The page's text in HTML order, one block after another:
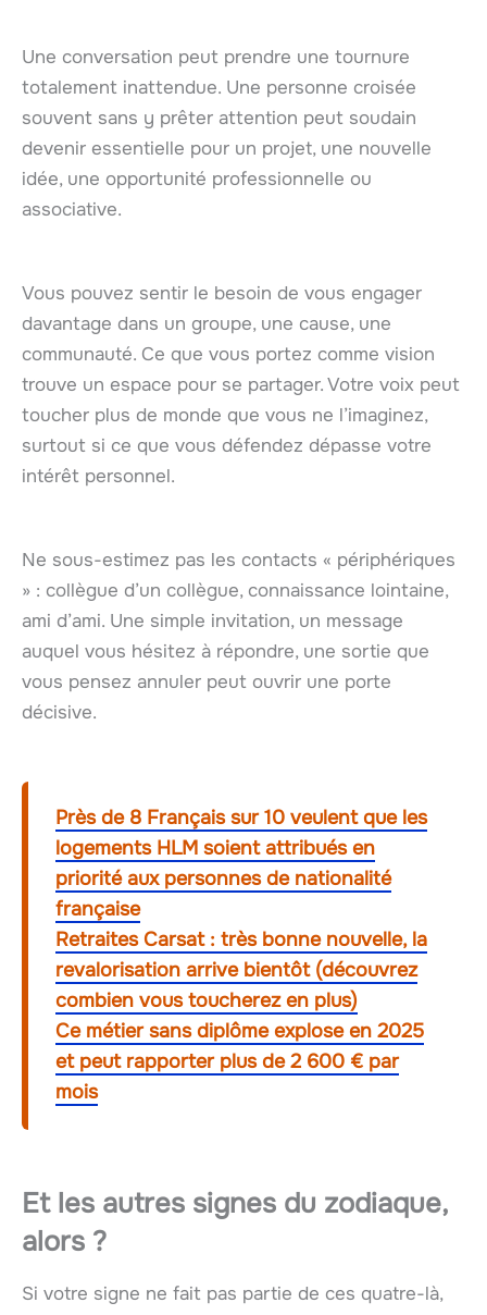
Une conversation peut prendre une tournure
totalement inattendue. Une personne croisée
souvent sans y prêter attention peut soudain
devenir essentielle pour un projet, une nouvelle
idée, une opportunité professionnelle ou
associative.
Vous pouvez sentir le besoin de vous engager
davantage dans un groupe, une cause, une
communauté. Ce que vous portez comme vision
trouve un espace pour se partager. Votre voix peut
toucher plus de monde que vous ne l’imaginez,
surtout si ce que vous défendez dépasse votre
intérêt personnel.
Ne sous-estimez pas les contacts « périphériques
» : collègue d’un collègue, connaissance lointaine,
ami d’ami. Une simple invitation, un message
auquel vous hésitez à répondre, une sortie que
vous pensez annuler peut ouvrir une porte
décisive.
Près de 8 Français sur 10 veulent que les
logements HLM soient attribués en
priorité aux personnes de nationalité
française
Retraites Carsat : très bonne nouvelle, la
revalorisation arrive bientôt (découvrez
combien vous toucherez en plus)
Ce métier sans diplôme explose en 2025
et peut rapporter plus de 2 600 € par
mois
Et les autres signes du zodiaque,
alors ?
Si votre signe ne fait pas partie de ces quatre-là,